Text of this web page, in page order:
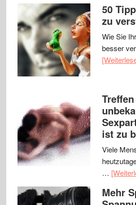
50
zu
Wie Sie
besser
ist zu
Viele
…
Mehr